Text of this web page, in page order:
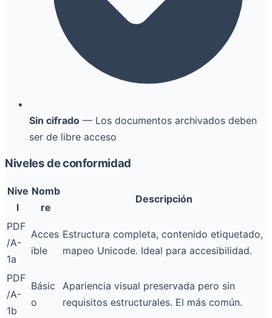
Sin cifrado — Los documentos archivados deben
ser de libre acceso
Niveles de conformidad
Nive
l
Nomb
re
Descripción
PDF
/A-
1a
Acces
ible
Estructura completa, contenido etiquetado,
mapeo Unicode. Ideal para accesibilidad.
PDF
/A-
1b
Básic
o
Apariencia visual preservada pero sin
requisitos estructurales. El más común.